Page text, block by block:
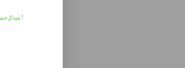
عبدالرحمن الراشد والهروب الى الأمام!